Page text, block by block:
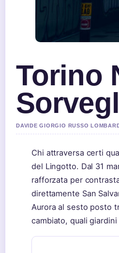
Torino
DAVIDE GIORGIO RUSSO
Chi attraversa certi
del Lingotto. Dal 31
rafforzata per
direttamente San
Aurora al sesto posto
cambiato, quali